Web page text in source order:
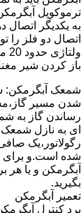
ترموکوپل
به یکدیگر
اتصال دو فلز
باز کردن شیر
شمعک آبگرمکن:
شدن مسیر
رساندن گاز به
ای به نازل
رگولاتور،یک
شده است.و برای
آبگرمکن و یا هر
بگیرید.
تعمیر آبگرمکن
برد کنترل